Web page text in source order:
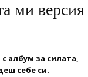
ми версия
албум за силата,
себе си.